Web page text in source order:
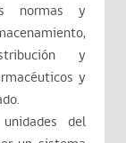
normas y
y
y
del